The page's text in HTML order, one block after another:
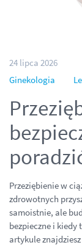
24 lipca 2026
Ginekologia
Przeziębienie w
zdrowotnych
samoistnie, ale
bezpieczne i kiedy
artykule